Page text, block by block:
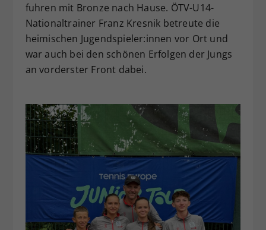
fuhren mit Bronze nach Hause. ÖTV-U14-
Nationaltrainer Franz Kresnik betreute die
heimischen Jugendspieler:innen vor Ort und
war auch bei den schönen Erfolgen der Jungs
an vorderster Front dabei.